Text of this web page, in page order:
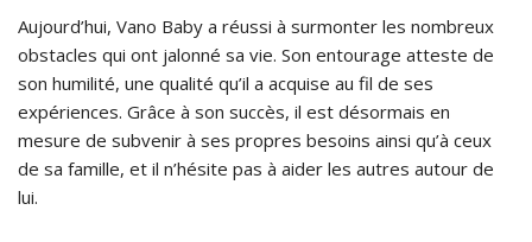
Aujourd’hui, Vano Baby a réussi à surmonter les nombreux
obstacles qui ont jalonné sa vie. Son entourage atteste de
son humilité, une qualité qu’il a acquise au fil de ses
expériences. Grâce à son succès, il est désormais en
mesure de subvenir à ses propres besoins ainsi qu’à ceux
de sa famille, et il n’hésite pas à aider les autres autour de
lui.